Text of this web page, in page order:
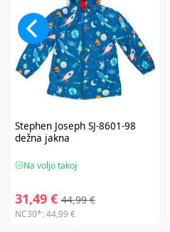
Stephen JosephSJ-8601-98
dežna jakna
Na voljo takoj
31,49 € 44,99 €
NC30*:44,99 €